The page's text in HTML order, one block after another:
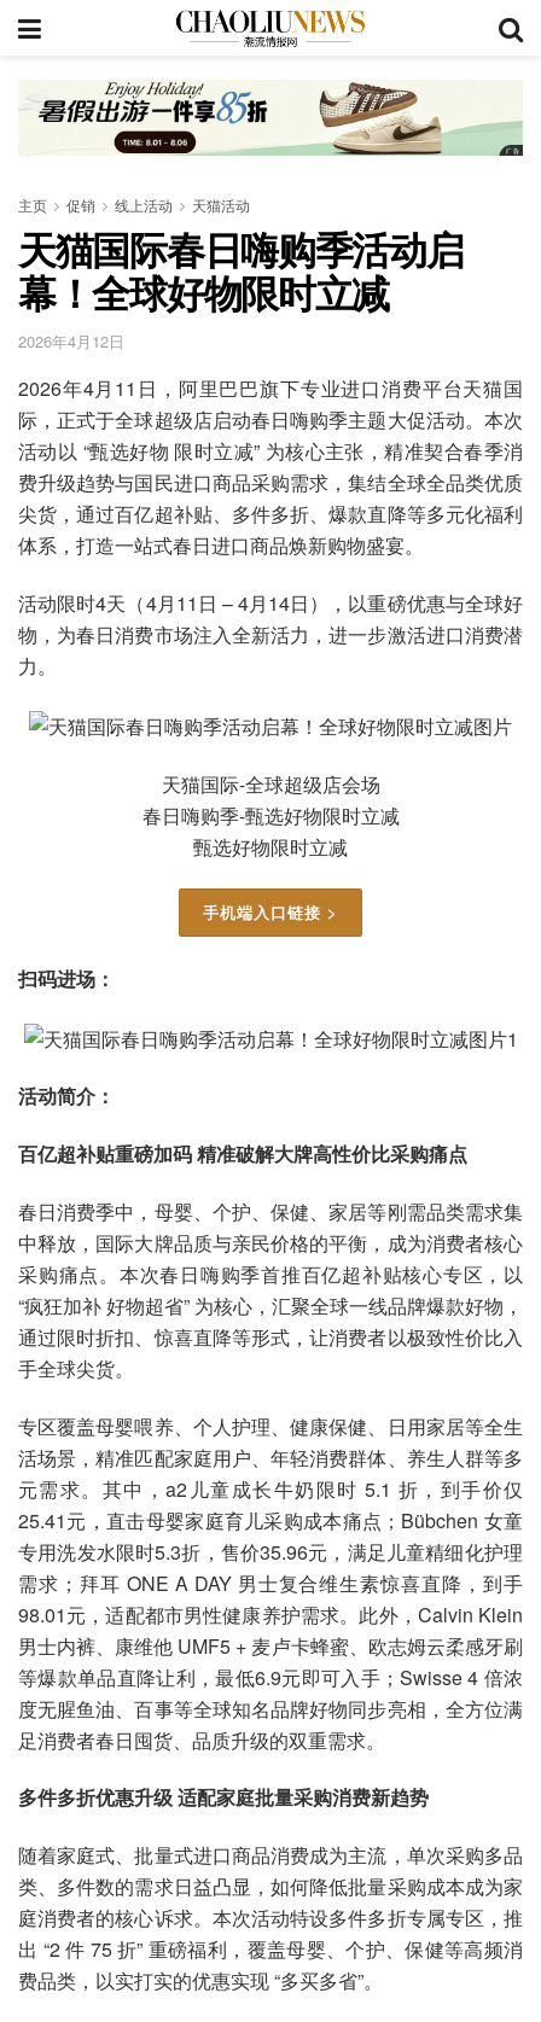
主页 促销 线上活动 天猫活动
天猫国际春日嗨购季活动启
幕！全球好物限时立减
2026年4月12日
2026年4月11日，阿里巴巴旗下专业进口消费平台天猫国
际，正式于全球超级店启动春日嗨购季主题大促活动。本次
活动以 “甄选好物 限时立减” 为核心主张，精准契合春季消
费升级趋势与国民进口商品采购需求，集结全球全品类优质
尖货，通过百亿超补贴、多件多折、爆款直降等多元化福利
体系，打造一站式春日进口商品焕新购物盛宴。
活动限时4天（4月11日 – 4月14日），以重磅优惠与全球好
物，为春日消费市场注入全新活力，进一步激活进口消费潜
力。
天猫国际-全球超级店会场
春日嗨购季-甄选好物限时立减
甄选好物限时立减
手机端入口链接 >
扫码进场：
活动简介：
百亿超补贴重磅加码 精准破解大牌高性价比采购痛点
春日消费季中，母婴、个护、保健、家居等刚需品类需求集
中释放，国际大牌品质与亲民价格的平衡，成为消费者核心
采购痛点。本次春日嗨购季首推百亿超补贴核心专区，以
“疯狂加补 好物超省” 为核心，汇聚全球一线品牌爆款好物，
通过限时折扣、惊喜直降等形式，让消费者以极致性价比入
手全球尖货。
专区覆盖母婴喂养、个人护理、健康保健、日用家居等全生
活场景，精准匹配家庭用户、年轻消费群体、养生人群等多
元需求。其中，a2儿童成长牛奶限时 5.1 折，到手价仅
25.41元，直击母婴家庭育儿采购成本痛点；Bübchen 女童
专用洗发水限时5.3折，售价35.96元，满足儿童精细化护理
需求；拜耳 ONE A DAY 男士复合维生素惊喜直降，到手
98.01元，适配都市男性健康养护需求。此外，Calvin Klein
男士内裤、康维他 UMF5 + 麦卢卡蜂蜜、欧志姆云柔感牙刷
等爆款单品直降让利，最低6.9元即可入手；Swisse 4 倍浓
度无腥鱼油、百事等全球知名品牌好物同步亮相，全方位满
足消费者春日囤货、品质升级的双重需求。
多件多折优惠升级 适配家庭批量采购消费新趋势
随着家庭式、批量式进口商品消费成为主流，单次采购多品
类、多件数的需求日益凸显，如何降低批量采购成本成为家
庭消费者的核心诉求。本次活动特设多件多折专属专区，推
出 “2 件 75 折” 重磅福利，覆盖母婴、个护、保健等高频消
费品类，以实打实的优惠实现 “多买多省”。